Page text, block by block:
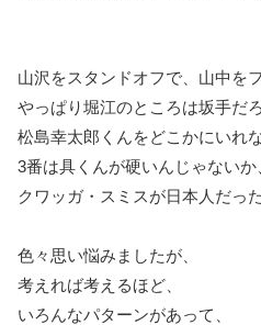
山沢をスタンドオフで、山中を
やっぱり堀江のところは坂手だ
松島幸太郎くんをどこかにいれ
3番は具くんが硬いんじゃないか
クワッガ・スミスが日本人だっ
色々思い悩みましたが、
考えれば考えるほど、
いろんなパターンがあって、